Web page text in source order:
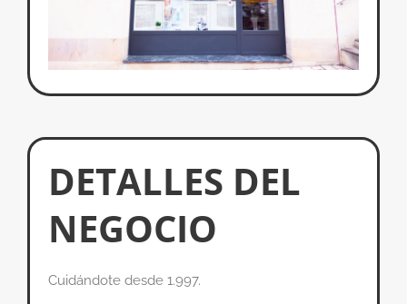
DETALLES DEL
NEGOCIO
Cuidándote desde 1.997.